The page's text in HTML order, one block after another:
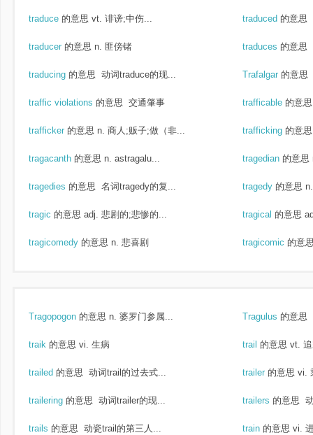
traduce 的意思 vt. 诽谤;中伤... traduced 的意思
traducer 的意思 n. 匪傍锗 traduces 的意思
traducing 的意思 动词traduce的现... Trafalgar 的意思
traffic violations 的意思 交通肇事 trafficable 的意思
trafficker 的意思 n. 商人;贩子;做（非... trafficking 的意思
tragacanth 的意思 n. astragalu... tragedian 的意思
tragedies 的意思 名词tragedy的复... tragedy 的意思
tragic 的意思 adj. 悲剧的;悲惨的... tragical 的意思
tragicomedy 的意思 n. 悲喜剧 tragicomic 的意
Tragopogon 的意思 n. 婆罗门参属... Tragulus 的意思
traik 的意思 vi. 生病 trail 的意思 vt.
trailed 的意思 动词trail的过去式... trailer 的意思 vi.
trailering 的意思 动词trailer的现... trailers 的意思
trails 的意思 动瓷trail的第三人... train 的意思 vi.